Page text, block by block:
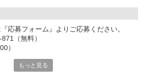
応募フォーム』よりご応募ください。
（無料）
）
えいただけるとスムーズです。
もっと見る